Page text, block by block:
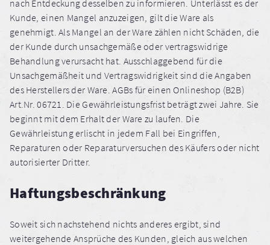
nach Entdeckung desselben zu informieren. Unterlässt es der
Kunde, einen Mangel anzuzeigen, gilt die Ware als
genehmigt. Als Mangel an der Ware zählen nicht Schäden, die
der Kunde durch unsachgemäße oder vertragswidrige
Behandlung verursacht hat. Ausschlaggebend für die
Unsachgemäßheit und Vertragswidrigkeit sind die Angaben
des Herstellers der Ware. AGBs für einen Onlineshop (B2B)
Art.Nr. 06721. Die Gewährleistungsfrist beträgt zwei Jahre. Sie
beginnt mit dem Erhalt der Ware zu laufen. Die
Gewährleistung erlischt in jedem Fall bei Eingriffen,
Reparaturen oder Reparaturversuchen des Käufers oder nicht
autorisierter Dritter.
Haftungsbeschränkung
Soweit sich nachstehend nichts anderes ergibt, sind
weitergehende Ansprüche des Kunden, gleich aus welchen